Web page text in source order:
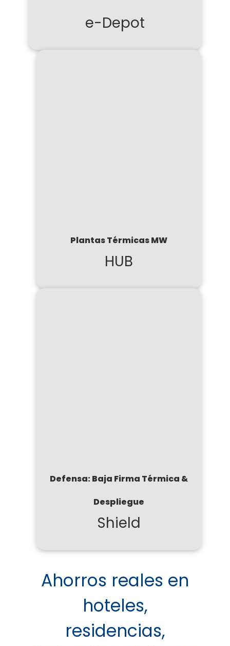
e-Depot
Plantas Térmicas MW
HUB
Defensa: Baja Firma Térmica &
Despliegue
Shield
Ahorros reales en
hoteles,
residencias,